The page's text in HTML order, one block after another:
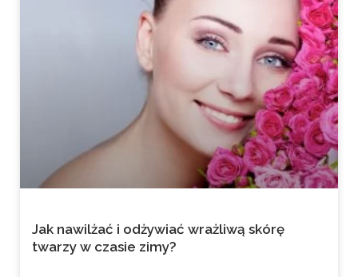
Jak nawilżać i odżywiać wrażliwą skórę
twarzy w czasie zimy?